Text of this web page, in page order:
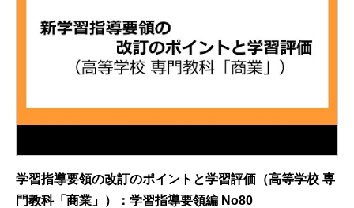
学習指導要領の改訂のポイントと学習評価（高等学校 専
門教科「商業」）：学習指導要領編 No80